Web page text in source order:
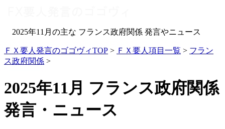
2025年11月の主な フランス政府関係 発言やニュース
ＦＸ要人発言のゴゴヴィTOP > ＦＸ要人項目一覧 > フラン
ス政府関係 >
2025年11月 フランス政府関係
発言・ニュース